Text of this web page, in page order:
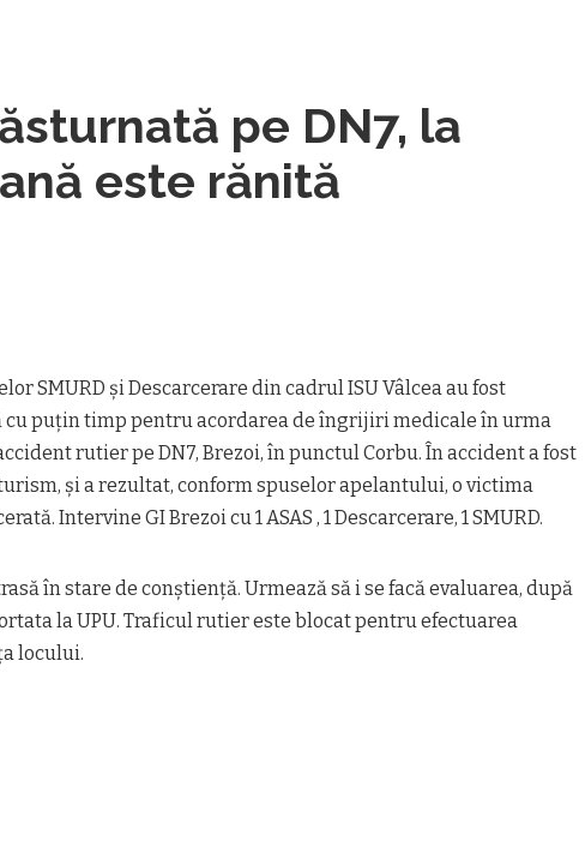
pe DN7, la
este rănită
SMURD și Descarcerare din cadrul ISU Vâlcea au fost
puțin timp pentru acordarea de îngrijiri medicale în urma
rutier pe DN7, Brezoi, în punctul Corbu. În accident a fost
și a rezultat, conform spuselor apelantului, o victima
Intervine GI Brezoi cu 1 ASAS , 1 Descarcerare, 1 SMURD.
în stare de conștiență. Urmează să i se facă evaluarea, după
la UPU. Traficul rutier este blocat pentru efectuarea
locului.